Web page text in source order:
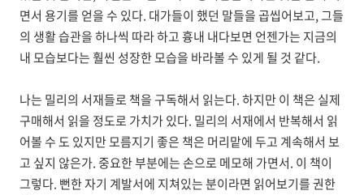
면서 용기를 얻을 수 있다. 대가들이 했던 말들을 곱씹어보고, 그들
의 생활 습관을 하나씩 따라 하고 흉내 내다보면 언젠가는 지금의
내 모습보다는 훨씬 성장한 모습을 바라볼 수 있게 될 것 같다.
나는 밀리의 서재들로 책을 구독해서 읽는다. 하지만 이 책은 실제
구매해서 읽을 정도로 가치가 있다. 밀리의 서재에서 반복해서 읽
어볼 수 도 있지만 모름지기 좋은 책은 머리맡에 두고 계속해서 보
고 싶지 않은가. 중요한 부분에는 손으로 메모해 가면서. 이 책이
그렇다. 뻔한 자기 계발서에 지쳐있는 분이라면 읽어보기를 권한